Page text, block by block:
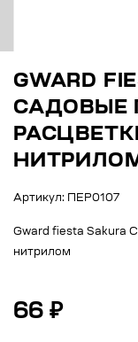
GWARD
САДОВЫЕ
Артикул: ПЕР0107
Gward fiesta Sakura
нитрилом
66 ₽